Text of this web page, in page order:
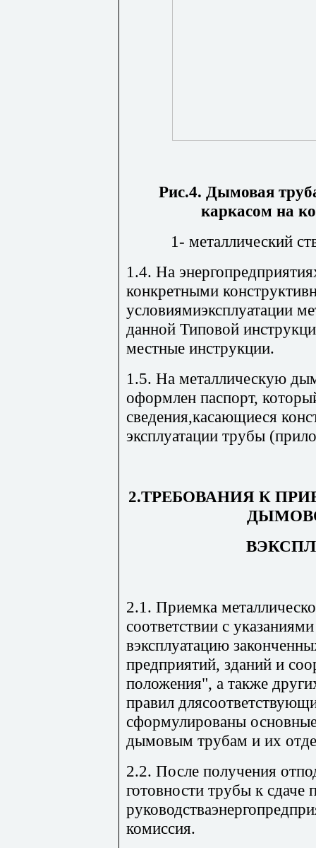
Рис.4. Дымовая
каркасом на
1- металлический
1.4. На
конкретными
условиямиэксплуатации
данной Типовой
местные инструкции.
1.5. На металлическую
оформлен паспорт,
сведения,касающиеся
эксплуатации трубы
2.ТРЕБОВАНИЯ К
2.1. Приемка
соответствии с
вэксплуатацию
предприятий, зданий и
положения", а также
правил
сформулированы
дымовым трубам и их
2.2. После получения
готовности трубы к сдаче
комиссия.